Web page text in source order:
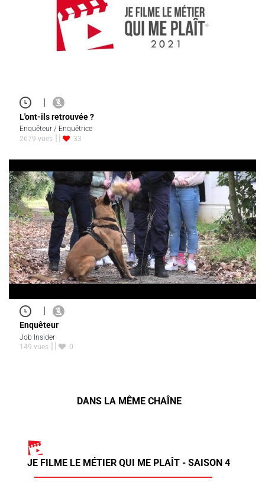
|
L'ont-ils retrouvée ?
Enquêteur / Enquêtrice
2679 vues
33
|
Enquêteur
Job Insider
149 vues
0
DANS LA MÊME CHAÎNE
JE FILME LE MÉTIER QUI ME PLAÎT - SAISON 4